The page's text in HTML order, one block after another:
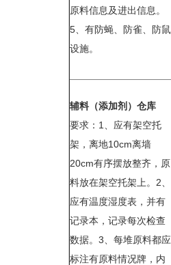
原料信息及进出信息。
5、有防蝇、防雀、防鼠
设施。
辅料（添加剂）仓库
要求：1、应有架空托
架，离地10cm离墙
20cm有序摆放整齐，原
料放在架空托架上。2、
应有温度湿度表，并有
记录本，记录每次检查
数据。3、每堆原料都应
标注有原料情况牌，内